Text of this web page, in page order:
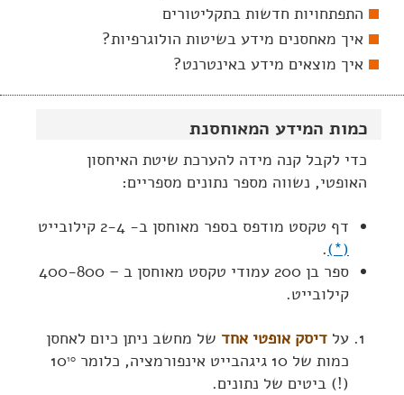
כמות המידע המאוחסנת
כדי לקבל קנה מידה להערכת שיטת האיחסון
האופטי, נשווה מספר נתונים מספריים:
דף טקסט מודפס בספר מאוחסן ב- 2-4 קילובייט
(*)
.
ספר בן 200 עמודי טקסט מאוחסן ב – 400-800
קילובייט.
על דיסק אופטי אחד של מחשב ניתן כיום לאחסן
כמות של 10 גיגהבייט אינפורמציה, כלומר 10
10
(!) ביטים של נתונים.
התפתחויות חדשות בתקליטורים
איך מאחסנים מידע בשיטות הולוגרפיות?
איך מוצאים מידע באינטרנט?